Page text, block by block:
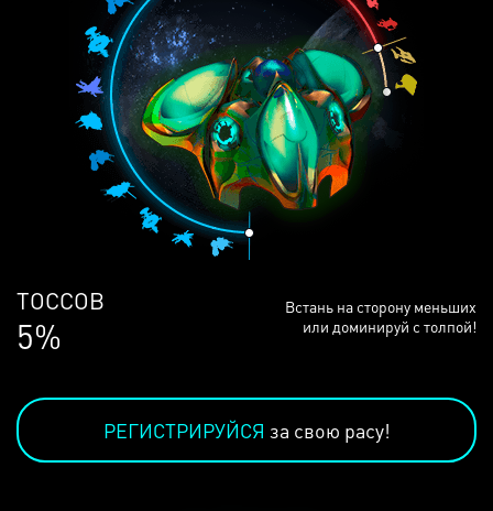
ЛЮДЕЙ
68%
Встань на сторону меньших
или доминируй с толпой!
РЕГИСТРИРУЙСЯ за свою расу!